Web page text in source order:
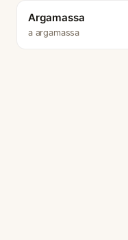
Argamassa
a argamassa